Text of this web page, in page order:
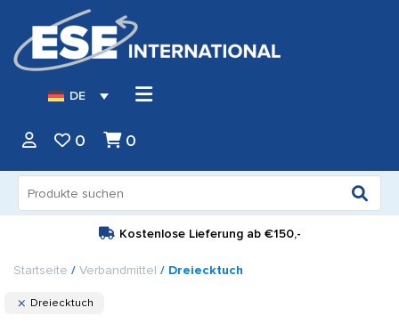
DE
0 0
nach:
Kostenlose Lieferung ab €150,-
Startseite / Verbandmittel / Dreiecktuch
Dreiecktuch